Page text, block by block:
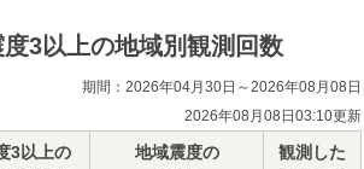
度3以上の地域別観測回数
期間：2026年04月30日～2026年08月08日
2026年08月08日03:10更新
3以上の
地域震度の
観測した